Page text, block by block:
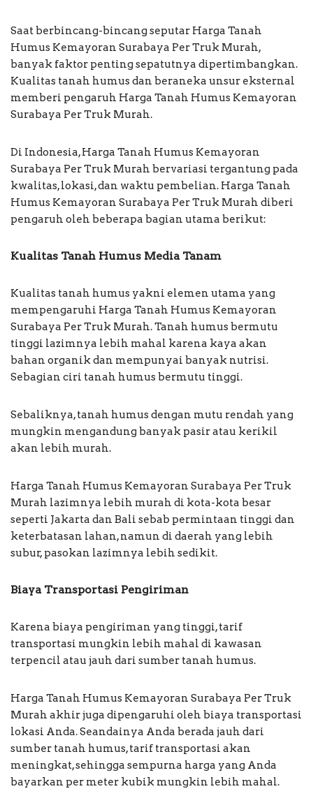
Saat berbincang-bincang seputar Harga Tanah
Humus Kemayoran Surabaya Per Truk Murah,
banyak faktor penting sepatutnya dipertimbangkan.
Kualitas tanah humus dan beraneka unsur eksternal
memberi pengaruh Harga Tanah Humus Kemayoran
Surabaya Per Truk Murah.
Di Indonesia, Harga Tanah Humus Kemayoran
Surabaya Per Truk Murah bervariasi tergantung pada
kwalitas, lokasi, dan waktu pembelian. Harga Tanah
Humus Kemayoran Surabaya Per Truk Murah diberi
pengaruh oleh beberapa bagian utama berikut:
Kualitas Tanah Humus Media Tanam
Kualitas tanah humus yakni elemen utama yang
mempengaruhi Harga Tanah Humus Kemayoran
Surabaya Per Truk Murah. Tanah humus bermutu
tinggi lazimnya lebih mahal karena kaya akan
bahan organik dan mempunyai banyak nutrisi.
Sebagian ciri tanah humus bermutu tinggi.
Sebaliknya, tanah humus dengan mutu rendah yang
mungkin mengandung banyak pasir atau kerikil
akan lebih murah.
Harga Tanah Humus Kemayoran Surabaya Per Truk
Murah lazimnya lebih murah di kota-kota besar
seperti Jakarta dan Bali sebab permintaan tinggi dan
keterbatasan lahan, namun di daerah yang lebih
subur, pasokan lazimnya lebih sedikit.
Biaya Transportasi Pengiriman
Karena biaya pengiriman yang tinggi, tarif
transportasi mungkin lebih mahal di kawasan
terpencil atau jauh dari sumber tanah humus.
Harga Tanah Humus Kemayoran Surabaya Per Truk
Murah akhir juga dipengaruhi oleh biaya transportasi
lokasi Anda. Seandainya Anda berada jauh dari
sumber tanah humus, tarif transportasi akan
meningkat, sehingga sempurna harga yang Anda
bayarkan per meter kubik mungkin lebih mahal.